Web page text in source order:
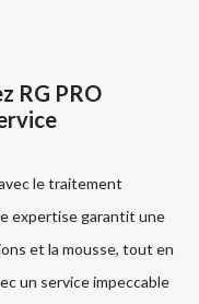
RG PRO
le traitement
expertise garantit une
et la mousse, tout en
un service impeccable